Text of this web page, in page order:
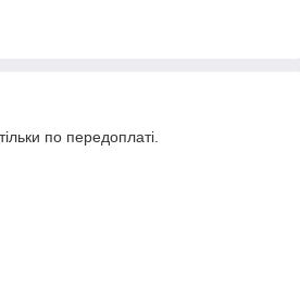
по передоплаті.